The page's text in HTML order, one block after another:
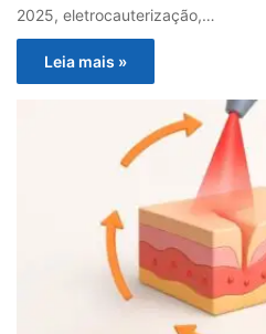
2025, eletrocauterização,…
Leia mais »